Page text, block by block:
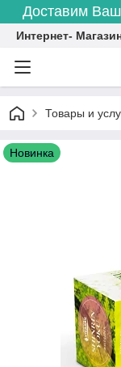
Доставим
Интернет-
Товары и
Новинка